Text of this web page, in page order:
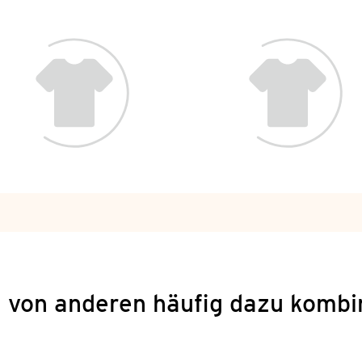
von anderen häufig dazu